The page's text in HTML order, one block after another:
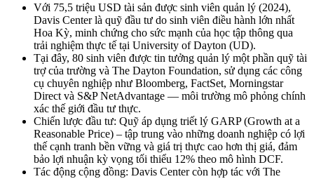
Với 75,5 triệu USD tài sản được sinh viên quản lý (2024),
Davis Center là quỹ đầu tư do sinh viên điều hành lớn nhất
Hoa Kỳ, minh chứng cho sức mạnh của học tập thông qua
trải nghiệm thực tế tại University of Dayton (UD).
Tại đây, 80 sinh viên được tin tưởng quản lý một phần quỹ tài
trợ của trường và The Dayton Foundation, sử dụng các công
cụ chuyên nghiệp như Bloomberg, FactSet, Morningstar
Direct và S&P NetAdvantage — môi trường mô phỏng chính
xác thế giới đầu tư thực.
Chiến lược đầu tư: Quỹ áp dụng triết lý GARP (Growth at a
Reasonable Price) – tập trung vào những doanh nghiệp có lợi
thế cạnh tranh bền vững và giá trị thực cao hơn thị giá, đảm
bảo lợi nhuận kỳ vọng tối thiểu 12% theo mô hình DCF.
Tác động cộng đồng: Davis Center còn hợp tác với The